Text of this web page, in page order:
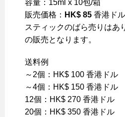
容量：15ml x 10包/箱
販売価格： HK$ 85 香港ド
スティックのばら売りはあ
の販売となります。
送料例
～2個：HK$ 100 香港ドル
～4個：HK$ 150 香港ドル
12個：HK$ 270 香港ドル
20個：HK$ 350 香港ドル